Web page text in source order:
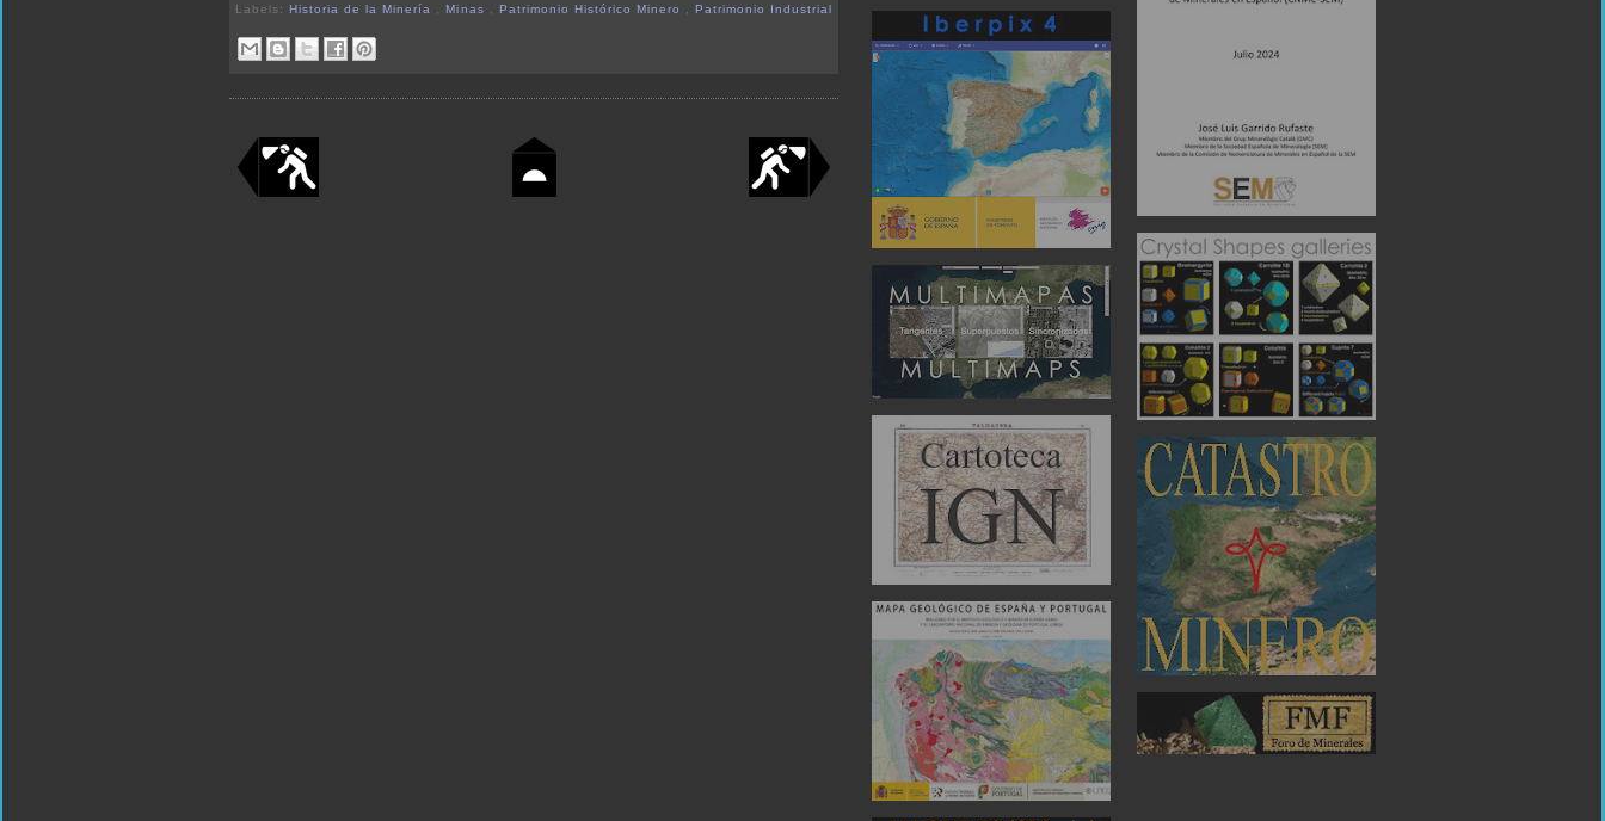
Labels:Historia de la Minería ,Minas Patrimonio Histórico Minero ,Patrimonio Industrial